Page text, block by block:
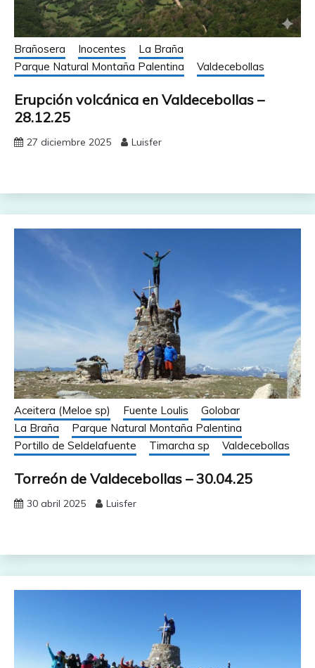
Brañosera Inocentes
La Braña
Parque Natural Montaña Palentina
Valdecebollas
Erupción volcánica en Valdecebollas –
28.12.25
27 diciembre 2025 Luisfer
Aceitera (Meloe sp) Fuente Loulis
Golobar
La Braña
Parque Natural Montaña Palentina
Portillo de Seldelafuente
Timarcha sp Valdecebollas
Torreón de Valdecebollas – 30.04.25
30 abril 2025 Luisfer